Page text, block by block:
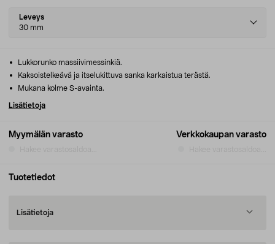
Select
variant
Leveys
30 mm
Myymälän varasto Verkkokaupan varasto
Lukkorunko massiivimessinkiä.
Kaksoistelkeävä ja itselukittuva sanka karkaistua terästä.
Mukana kolme S-avainta.
Lisätietoja
Tuotetiedot
Lisätietoja